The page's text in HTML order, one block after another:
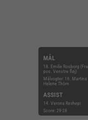
MÅL
18. Emilie Rosborg (Fra
pos. Venstre fløj)
Målvogter: 16. Martina
Helene Thörn
ASSIST
14. Verona Rexhepi
Score: 29-28